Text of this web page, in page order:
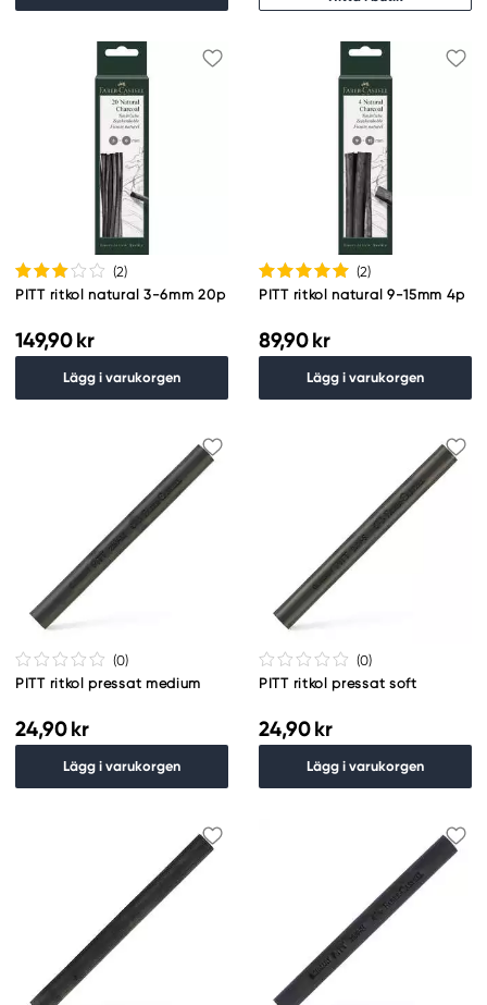
(2)
PITT ritkol natural 3-6mm 20p
149,90 kr
Lägg i varukorgen
(2)
PITT ritkol natural 9-15mm 4p
89,90 kr
Lägg i varukorgen
(0)
PITT ritkol pressat medium
24,90 kr
Lägg i varukorgen
(0)
PITT ritkol pressat soft
24,90 kr
Lägg i varukorgen